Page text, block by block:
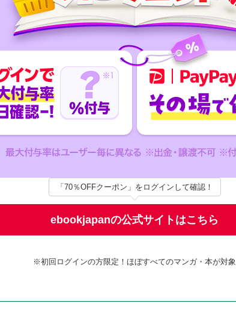
「70％OFFクーポン」をログインして確認！
ebookjapanの公式サイトはこちら
※初回ログインの方限定！ほぼすべてのマンガ・本が対象